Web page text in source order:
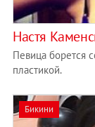
Настя
Певица борется
пластикой.
Бикини